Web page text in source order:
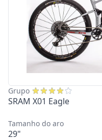
Grupo
SRAM X01 Eagle
Tamanho do aro
29"